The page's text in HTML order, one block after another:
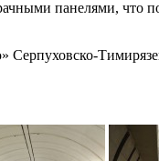
панелями, что